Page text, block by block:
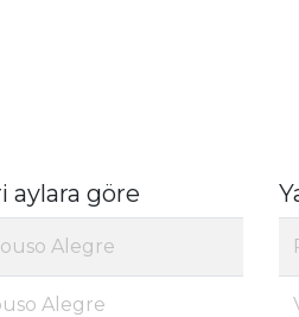
aylara göre
Alegre
Alegre